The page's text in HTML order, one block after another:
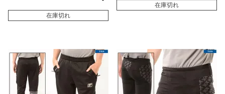
在庫切れ
在庫切れ